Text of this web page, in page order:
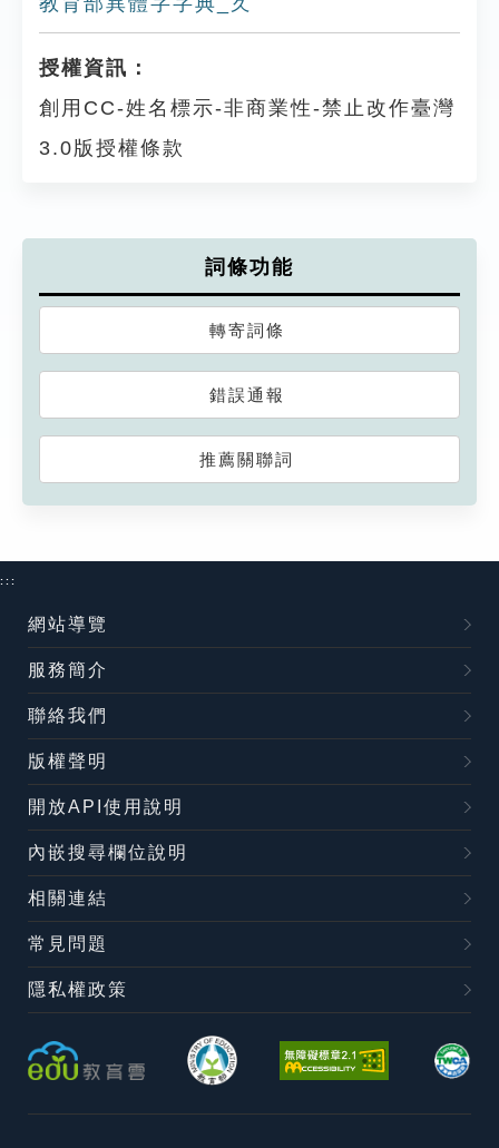
授權資訊：
創用CC-姓名標示-非商業性-禁止改作臺灣
3.0版授權條款
詞條功能
轉寄詞條
錯誤通報
推薦關聯詞
:::
網站導覽
服務簡介
聯絡我們
版權聲明
開放API使用說明
內嵌搜尋欄位說明
相關連結
常見問題
隱私權政策